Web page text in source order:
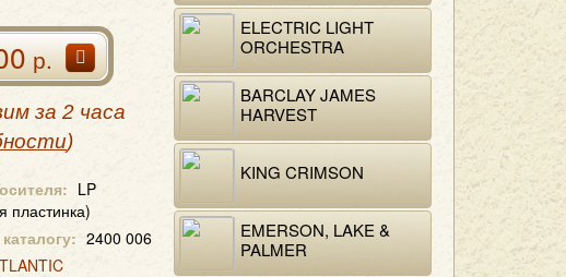
р.
за 2 часа
)
LP
пластинка)
2400 006
ELECTRIC LIGHT
ORCHESTRA
BARCLAY JAMES
HARVEST
KING CRIMSON
EMERSON, LAKE &
PALMER